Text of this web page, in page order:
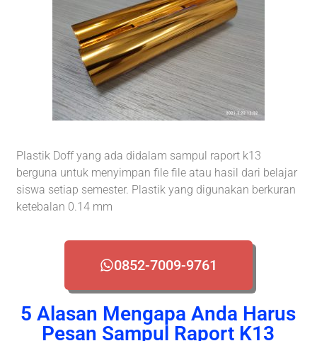
Plastik Doff yang ada didalam sampul raport k13
berguna untuk menyimpan file file atau hasil dari belajar
siswa setiap semester. Plastik yang digunakan berkuran
ketebalan 0.14 mm
0852-7009-9761
5 Alasan Mengapa Anda Harus
Pesan Sampul Raport K13